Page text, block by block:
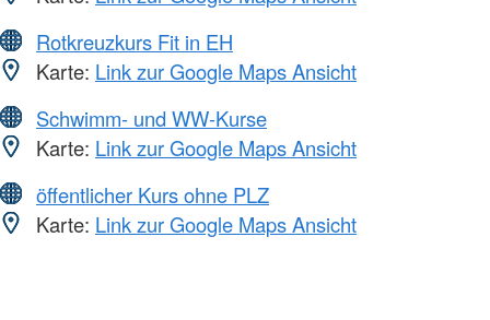
Rotkreuzkurs Fit in EH
Karte: Link zur Google Maps Ansicht
Schwimm- und WW-Kurse
Karte: Link zur Google Maps Ansicht
öffentlicher Kurs ohne PLZ
Karte: Link zur Google Maps Ansicht